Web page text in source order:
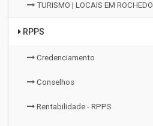
TURISMO | LOCAIS EM ROCHEDO
RPPS
Credenciamento
Conselhos
Rentabilidade - RPPS